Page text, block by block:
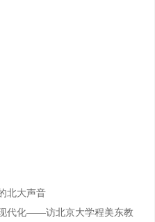
北大声音
代化——访北京大学程美东教